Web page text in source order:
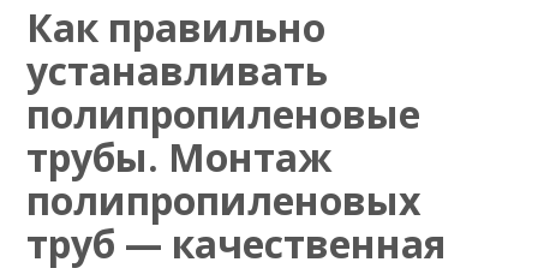
Как правильно
устанавливать
полипропиленовые
трубы. Монтаж
полипропиленовых
труб — качественная